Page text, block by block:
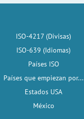
ISO-4217 (Divisas)
ISO-639 (Idiomas)
Países ISO
Países que empiezan por...
Estados USA
México